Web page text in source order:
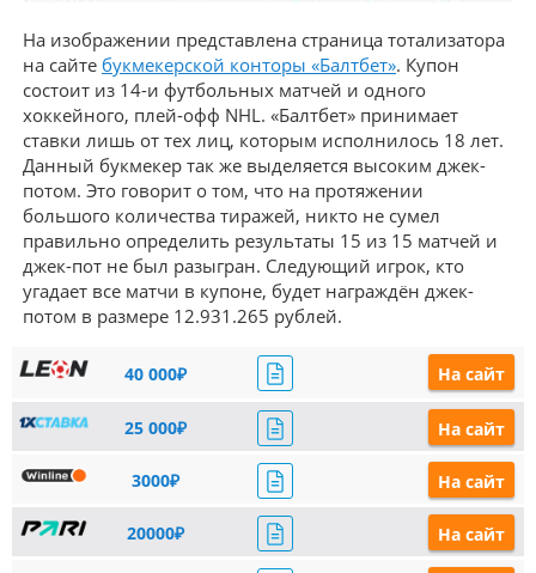
На изображении представлена страница тотализатора
на сайте букмекерской конторы «Балтбет». Купон
состоит из 14-и футбольных матчей и одного
хоккейного, плей-офф NHL. «Балтбет» принимает
ставки лишь от тех лиц, которым исполнилось 18 лет.
Данный букмекер так же выделяется высоким джек-
потом. Это говорит о том, что на протяжении
большого количества тиражей, никто не сумел
правильно определить результаты 15 из 15 матчей и
джек-пот не был разыгран. Следующий игрок, кто
угадает все матчи в купоне, будет награждён джек-
потом в размере 12.931.265 рублей.
40 000₽ На сайт
25 000₽ На сайт
3000₽ На сайт
20000₽ На сайт